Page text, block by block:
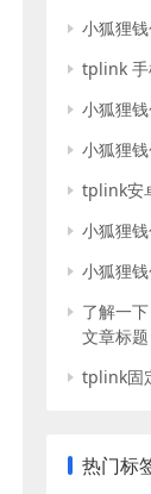
小狐狸
tplink
小狐狸
小狐狸
tplink安
小狐狸
小狐狸
了解一
文章标
tplink固
热门标